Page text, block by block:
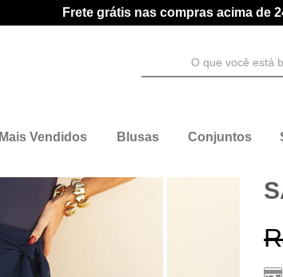
Frete grátis nas compras acima de
Mais Vendidos Blusas Conjuntos